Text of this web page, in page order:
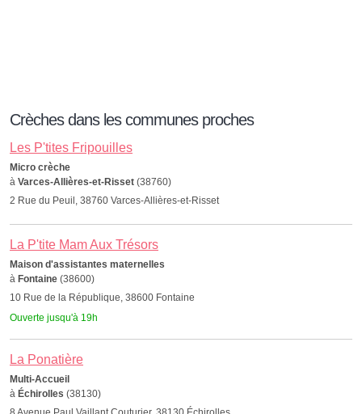
Crèches dans les communes proches
Les P'tites Fripouilles
Micro crèche
à Varces-Allières-et-Risset (38760)
2 Rue du Peuil, 38760 Varces-Allières-et-Risset
La P'tite Mam Aux Trésors
Maison d'assistantes maternelles
à Fontaine (38600)
10 Rue de la République, 38600 Fontaine
Ouverte jusqu'à 19h
La Ponatière
Multi-Accueil
à Échirolles (38130)